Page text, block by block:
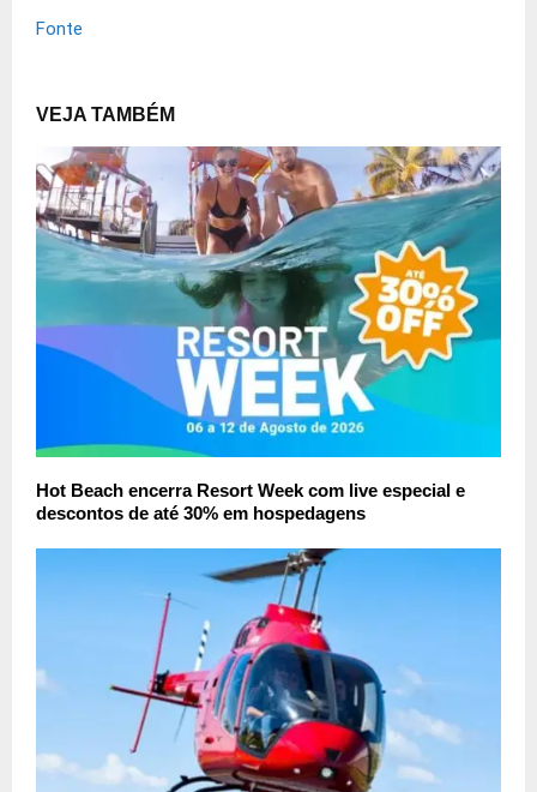
Fonte
VEJA TAMBÉM
Hot Beach encerra Resort Week com live especial e
descontos de até 30% em hospedagens